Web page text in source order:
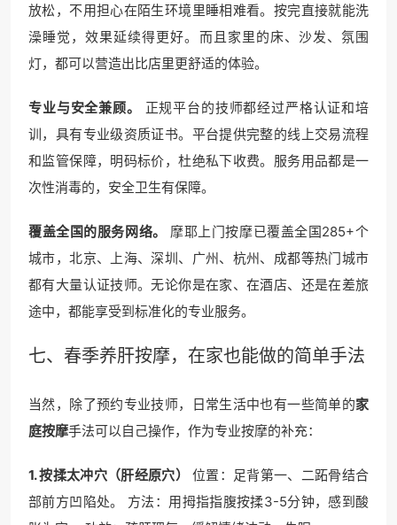
放松，不用担心在陌生环境里睡相难看。按完直接就能洗
澡睡觉，效果延续得更好。而且家里的床、沙发、氛围
灯，都可以营造出比店里更舒适的体验。
专业与安全兼顾。
正规平台的技师都经过严格认证和培
训，具有专业级资质证书。平台提供完整的线上交易流程
和监管保障，明码标价，杜绝私下收费。服务用品都是一
次性消毒的，安全卫生有保障。
覆盖全国的服务网络。
摩耶上门按摩已覆盖全国285+个
城市，北京、上海、深圳、广州、杭州、成都等热门城市
都有大量认证技师。无论你是在家、在酒店、还是在差旅
途中，都能享受到标准化的专业服务。
七、春季养肝按摩，在家也能做的简单手法
当然，除了预约专业技师，日常生活中也有一些简单的家
庭按摩手法可以自己操作，作为专业按摩的补充：
1. 按揉太冲穴（肝经原穴）
位置：足背第一、二跖骨结合
部前方凹陷处。 方法：用拇指指腹按揉3-5分钟，感到酸